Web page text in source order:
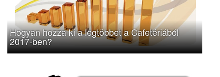
Hogyan hozza ki a legtöbbet a Cafetériából
2017-ben?